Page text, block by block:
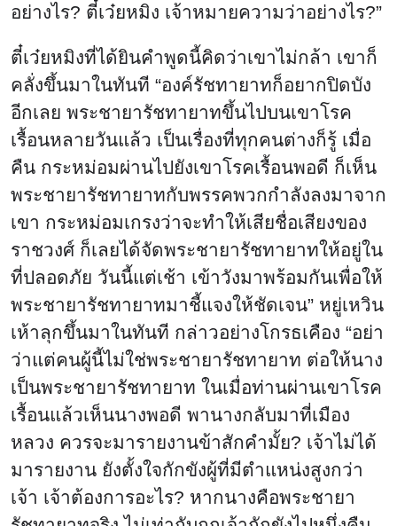
อย่างไร? ตี๋เว๋ยหมิง เจ้าหมายความว่าอย่างไร?”
ตี๋เว๋ยหมิงที่ได้ยินคำพูดนี้คิดว่าเขาไม่กล้า เขาก็
คลั่งขึ้นมาในทันที “องค์รัชทายาทก็อยากปิดบัง
อีกเลย พระชายารัชทายาทขึ้นไปบนเขาโรค
เรื้อนหลายวันแล้ว เป็นเรื่องที่ทุกคนต่างก็รู้ เมื่อ
คืน กระหม่อมผ่านไปยังเขาโรคเรื้อนพอดี ก็เห็น
พระชายารัชทายาทกับพรรคพวกกำลังลงมาจาก
เขา กระหม่อมเกรงว่าจะทำให้เสียชื่อเสียงของ
ราชวงศ์ ก็เลยได้จัดพระชายารัชทายาทให้อยู่ใน
ที่ปลอดภัย วันนี้แต่เช้า เข้าวังมาพร้อมกันเพื่อให้
พระชายารัชทายาทมาชี้แจงให้ชัดเจน” หยู่เหวิน
เห้าลุกขึ้นมาในทันที กล่าวอย่างโกรธเคือง “อย่า
ว่าแต่คนผู้นี้ไม่ใช่พระชายารัชทายาท ต่อให้นาง
เป็นพระชายารัชทายาท ในเมื่อท่านผ่านเขาโรค
เรื้อนแล้วเห็นนางพอดี พานางกลับมาที่เมือง
หลวง ควรจะมารายงานข้าสักคำมั้ย? เจ้าไม่ได้
มารายงาน ยังตั้งใจกักขังผู้ที่มีตำแหน่งสูงกว่า
เจ้า เจ้าต้องการอะไร? หากนางคือพระชายา